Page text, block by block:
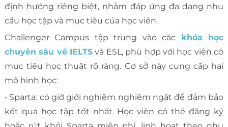
định hướng riêng biệt, nhằm đáp ứng đa dạng nhu
cầu học tập và mục tiêu của học viên.
Challenger Campus tập trung vào các khóa học
chuyên sâu về IELTS và ESL, phù hợp với học viên có
mục tiêu học thuật rõ ràng. Cơ sở này cung cấp hai
mô hình học:
• Sparta: có giờ giới nghiêm nghiêm ngặt để đảm bảo
kết quả học tập tốt nhất. Học viên có thể đăng ký